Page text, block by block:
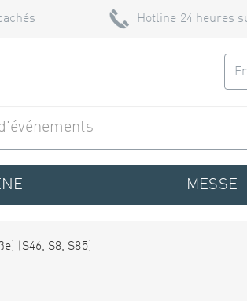
Hotline 24 heures
MESSE